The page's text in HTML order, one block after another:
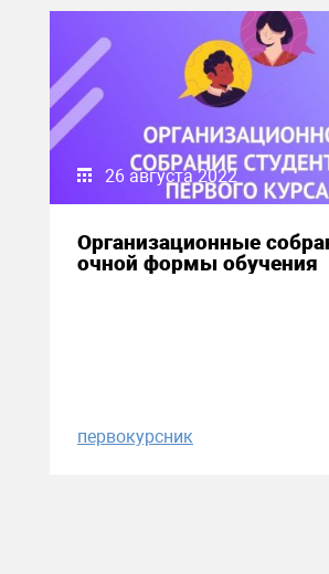
26 августа 2022
Организационные
очной формы обучения
первокурсник